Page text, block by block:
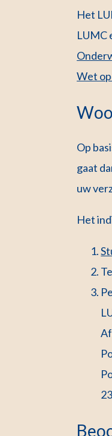
Het
LUMC
Wet
Op
gaat
uw
Het